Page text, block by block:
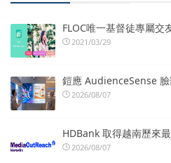
FLOC唯一基督徒專屬交
2021/03/29
鎧應 AudienceSense
2026/08/07
HDBank 取得越南歷來
2026/08/07